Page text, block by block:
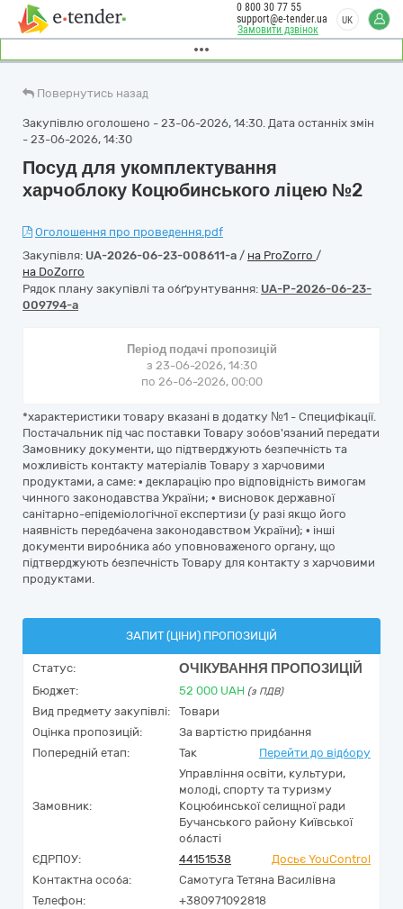
Замовити дзвінок
0 800 30 77 55
support@e-tender.ua
UK
Повернутись назад
Закупівлю оголошено - 23-06-2026, 14:30. Дата останніх змін
- 23-06-2026, 14:30
Посуд для укомплектування
харчоблоку Коцюбинського ліцею №2
Оголошення про проведення.pdf
Закупівля: UA-2026-06-23-008611-a / на ProZorro /
на DoZorro
Рядок плану закупівлі та обґрунтування: UA-P-2026-06-23-
009794-a
Період подачі пропозицій
з 23-06-2026, 14:30
по 26-06-2026, 00:00
*характеристики товару вказані в додатку №1 - Специфікації.
Постачальник під час поставки Товару зобов'язаний передати
Замовнику документи, що підтверджують безпечність та
можливість контакту матеріалів Товару з харчовими
продуктами, а саме: • декларацію про відповідність вимогам
чинного законодавства України; • висновок державної
санітарно-епідеміологічної експертизи (у разі якщо його
наявність передбачена законодавством України); • інші
документи виробника або уповноваженого органу, що
підтверджують безпечність Товару для контакту з харчовими
продуктами.
ЗАПИТ (ЦІНИ) ПРОПОЗИЦІЙ
Статус: ОЧІКУВАННЯ ПРОПОЗИЦІЙ
Бюджет: 52 000 UAH (з ПДВ)
Вид предмету закупівлі:
Товари
Оцінка пропозицій:
За вартістю придбання
Попередній етап:
Так Перейти до відбору
Замовник:
Управління освіти, культури,
молоді, спорту та туризму
Коцюбинської селищної ради
Бучанського району Київської
області
ЄДРПОУ:
44151538
Досьє YouControl
Контактна особа:
Самотуга Тетяна Василівна
Телефон:
+380971092818